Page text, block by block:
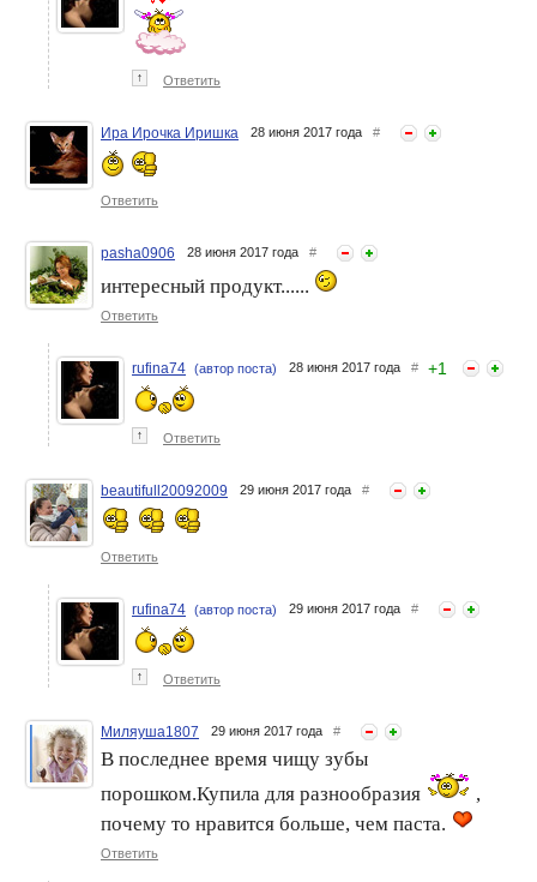
↑ Ответить
Ира Ирочка Иришка 28 июня 2017 года #
Ответить
pasha0906 28 июня 2017 года #
интересный продукт......
Ответить
rufina74 (автор поста) 28 июня 2017 года # +1
↑ Ответить
beautifull20092009 29 июня 2017 года #
Ответить
rufina74 (автор поста) 29 июня 2017 года #
↑ Ответить
Миляуша1807 29 июня 2017 года #
В последнее время чищу зубы
порошком.Купила для разнообразия
,
почему то нравится больше, чем паста.
Ответить